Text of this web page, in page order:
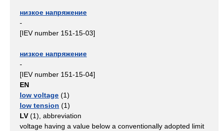
низкое напряжение
-
[IEV number 151-15-03]
низкое напряжение
-
[IEV number 151-15-04]
EN
low voltage (1)
low tension (1)
LV (1), abbreviation
voltage having a value below a conventionally adopted limit